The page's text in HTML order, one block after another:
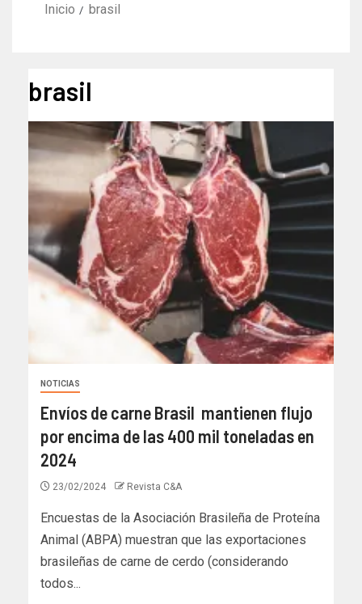
Inicio brasil
brasil
NOTICIAS
Envíos de carne Brasil mantienen flujo
por encima de las 400 mil toneladas en
2024
23/02/2024 Revista C&A
Encuestas de la Asociación Brasileña de Proteína
Animal (ABPA) muestran que las exportaciones
brasileñas de carne de cerdo (considerando
todos...